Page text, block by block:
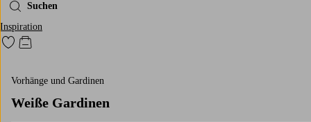
Suchen
Inspiration
Zu den als Favoriten markierten Produkten gehen
Zum Warenkorb
Vorhänge und Gardinen
Weiße Gardinen